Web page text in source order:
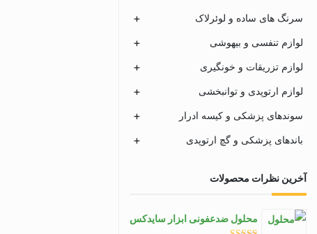
سرنگ های ساده و لوئرلاک
لوازم تنفسی و بیهوشی
لوازم تزریقات و خونگیری
لوازم ارتوپدی و توانبخشی
سوندهای پزشکی و کیسه ادرار
باندهای پزشکی و گچ ارتوپدی
آخرین نظرات محصولات
محلول ضدعفونی ابزار سایدکس